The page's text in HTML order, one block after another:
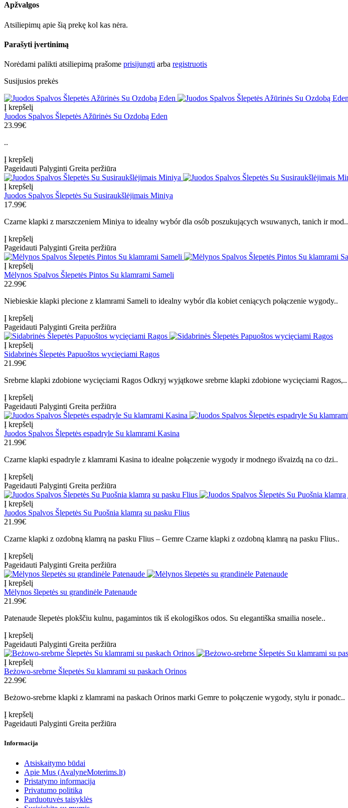
Apžvalgos
Atsiliepimų apie šią prekę kol kas nėra.
Parašyti įvertinimą
Norėdami palikti atsiliepimą prašome prisijungti arba registruotis
Susijusios prekės
Į krepšelį
Juodos Spalvos Šlepetės Ažūrinės Su Ozdobą Eden
23.99€
..
Į krepšelį
Pageidauti Palyginti Greita peržiūra
Į krepšelį
Juodos Spalvos Šlepetės Su Susiraukšlėjimais Miniya
17.99€
Czarne klapki z marszczeniem Miniya to idealny wybór dla osób poszukujących wsuwanych, tanich ir mod..
Į krepšelį
Pageidauti Palyginti Greita peržiūra
Į krepšelį
Mėlynos Spalvos Šlepetės Pintos Su klamrami Sameli
22.99€
Niebieskie klapki plecione z klamrami Sameli to idealny wybór dla kobiet ceniących połączenie wygody..
Į krepšelį
Pageidauti Palyginti Greita peržiūra
Į krepšelį
Sidabrinės Šlepetės Papuoštos wycięciami Ragos
21.99€
Srebrne klapki zdobione wycięciami Ragos Odkryj wyjątkowe srebrne klapki zdobione wycięciami Ragos,..
Į krepšelį
Pageidauti Palyginti Greita peržiūra
Į krepšelį
Juodos Spalvos Šlepetės espadryle Su klamrami Kasina
21.99€
Czarne klapki espadryle z klamrami Kasina to idealne połączenie wygody ir modnego išvaizdą na co dzi..
Į krepšelį
Pageidauti Palyginti Greita peržiūra
Į krepšelį
Juodos Spalvos Šlepetės Su Puošnia klamrą su pasku Flius
21.99€
Czarne klapki z ozdobną klamrą na pasku Flius – Gemre Czarne klapki z ozdobną klamrą na pasku Flius..
Į krepšelį
Pageidauti Palyginti Greita peržiūra
Į krepšelį
Mėlynos šlepetės su grandinėle Patenaude
21.99€
Patenaude šlepetės plokščiu kulnu, pagamintos tik iš ekologiškos odos. Su elegantiška smailia nosele..
Į krepšelį
Pageidauti Palyginti Greita peržiūra
Į krepšelį
Beżowo-srebrne Šlepetės Su klamrami su paskach Orinos
22.99€
Beżowo-srebrne klapki z klamrami na paskach Orinos marki Gemre to połączenie wygody, stylu ir ponadc..
Į krepšelį
Pageidauti Palyginti Greita peržiūra
Informacija
Atsiskaitymo būdai
Apie Mus (AvalyneMoterims.lt)
Pristatymo informacija
Privatumo politika
Parduotuvės taisyklės